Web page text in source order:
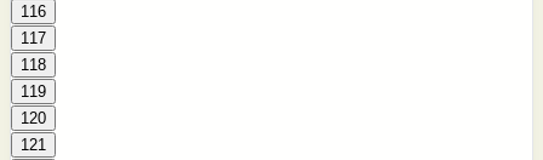
116
117
118
119
120
121